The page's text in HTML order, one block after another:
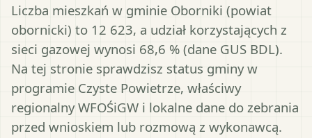
Liczba mieszkań w gminie Oborniki (powiat
obornicki) to 12 623, a udział korzystających z
sieci gazowej wynosi 68,6 % (dane GUS BDL).
Na tej stronie sprawdzisz status gminy w
programie Czyste Powietrze, właściwy
regionalny WFOŚiGW i lokalne dane do zebrania
przed wnioskiem lub rozmową z wykonawcą.